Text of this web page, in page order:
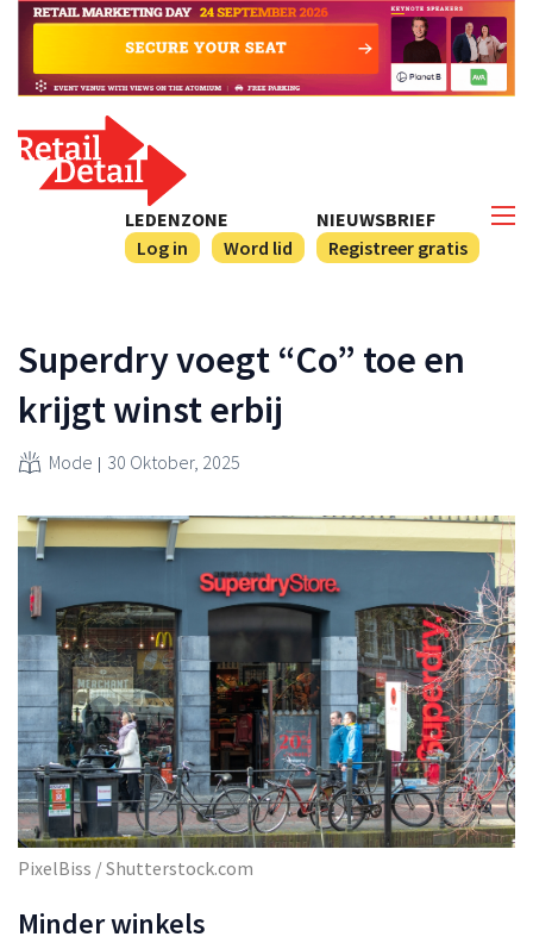
NIEUWSBRIEF
Registreer gratis
LEDENZONE
Log in
Word lid
Superdry voegt “Co” toe en
krijgt winst erbij
Mode 30 Oktober, 2025
PixelBiss / Shutterstock.com
Minder winkels